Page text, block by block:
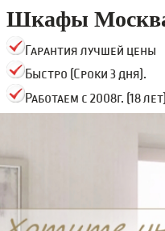
Шкафы
Гарантия лучшей цены
Быстро (Сроки 3 дня).
Работаем с 2008г. (18 лет)